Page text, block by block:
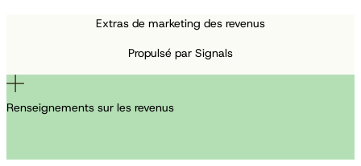
Extras de marketing des revenus
Propulsé par Signals
Renseignements sur les revenus